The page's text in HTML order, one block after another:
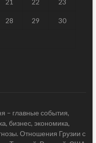
28 29 30
– главные события,
бизнес, экономика,
Отношения Грузии с